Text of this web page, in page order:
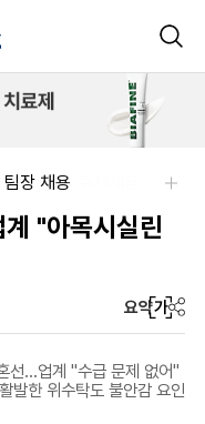
직무별 수시채용
장 채용
"아목시실린
요약가
선...업계 "수급 문제 없어"
발한 위수탁도 불안감 요인